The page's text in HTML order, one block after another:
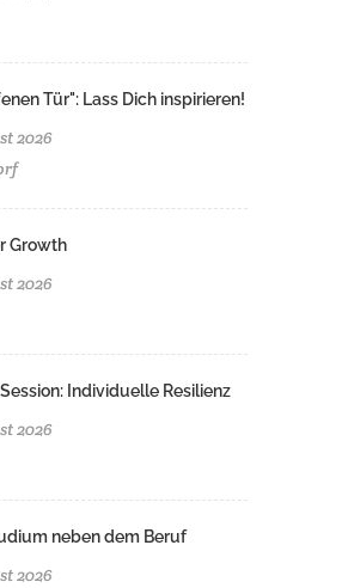
Tür": Lass Dich inspirieren!
2026
Growth
2026
Individuelle Resilienz
2026
neben dem Beruf
2026